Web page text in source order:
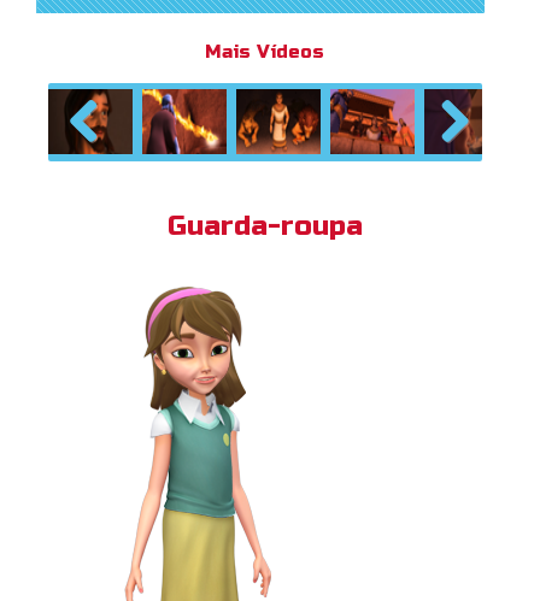
Mais Vídeos
Previous Next
Guarda-roupa